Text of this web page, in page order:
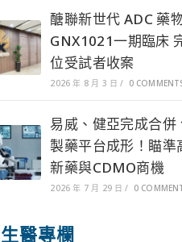
醣聯新世代 ADC 藥
GNX1021一期臨床
位受試者收案
2026 年 8 月 3 日 / 0
易威、健亞完成合併
製藥平台成形！瞄準
新藥與CDMO商機
2026 年 7 月 29 日 / 0
生醫專欄